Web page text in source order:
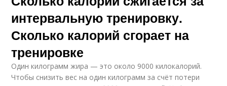
интервальную тренировку.
Сколько калорий сгорает на
тренировке
Один килограмм жира — это около 9000 килокалорий.
Чтобы снизить вес на один килограмм за счёт потери